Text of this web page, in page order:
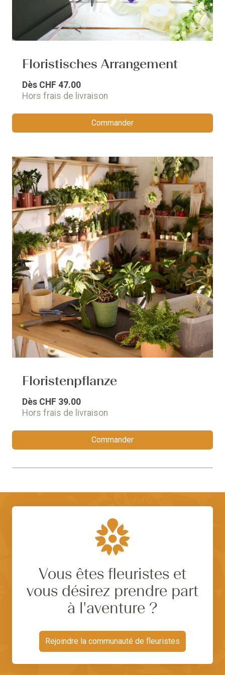
Floristisches Arrangement
Dès CHF 47.00
Hors frais de livraison
Commander
Floristenpflanze
Dès CHF 39.00
Hors frais de livraison
Commander
Vous êtes fleuristes et
vous désirez prendre part
à l'aventure ?
Rejoindre la communauté de fleuristes